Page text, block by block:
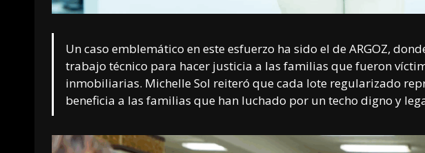
Un caso emblemático en este esfuerzo ha sido el de ARGOZ,
trabajo técnico para hacer justicia a las familias que fueron
inmobiliarias. Michelle Sol reiteró que cada lote regularizado
beneficia a las familias que han luchado por un techo digno y